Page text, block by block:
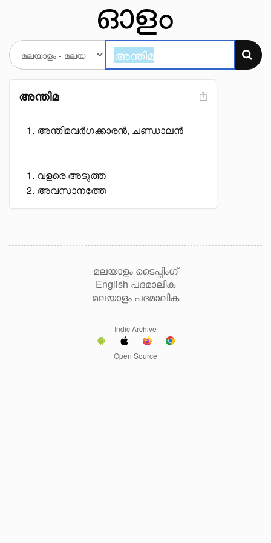
അന്തിമ
അന്തിമവർഗക്കാരൻ, ചണ്ഡാലൻ
വളരെ അടുത്ത
അവസാനത്തേ
മലയാളം ടൈപ്പിംഗ്
English പദമാലിക
മലയാളം പദമാലിക
Indic Archive
Open Source